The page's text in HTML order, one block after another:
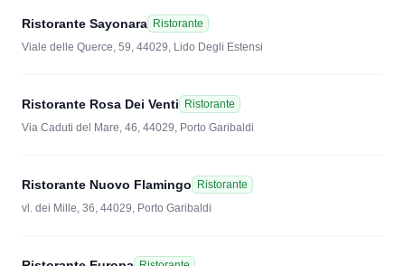
Ristorante Sayonara Ristorante
Viale delle Querce, 59, 44029, Lido Degli Estensi
Ristorante Rosa Dei Venti
Ristorante
Via Caduti del Mare, 46, 44029, Porto Garibaldi
Ristorante Nuovo Flamingo
Ristorante
vl. dei Mille, 36, 44029, Porto Garibaldi